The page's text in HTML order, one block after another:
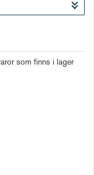
som finns i lager